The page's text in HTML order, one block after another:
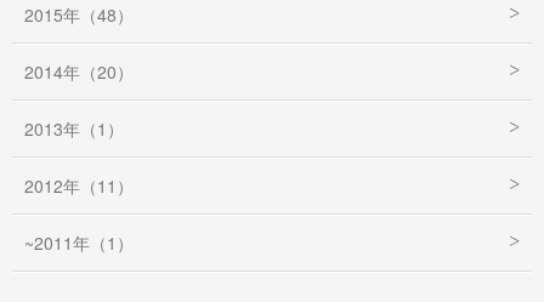
2015年（48）
2014年（20）
2013年（1）
2012年（11）
~2011年（1）